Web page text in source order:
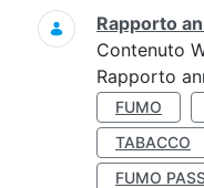
Rapporto
Contenuto
Rapporto
FUMO
TABACCO
FUMO